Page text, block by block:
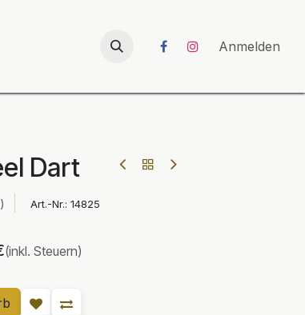
Launch 2026 Anmelden
Dart
Art.-Nr.: 14825
(inkl. Steuern)